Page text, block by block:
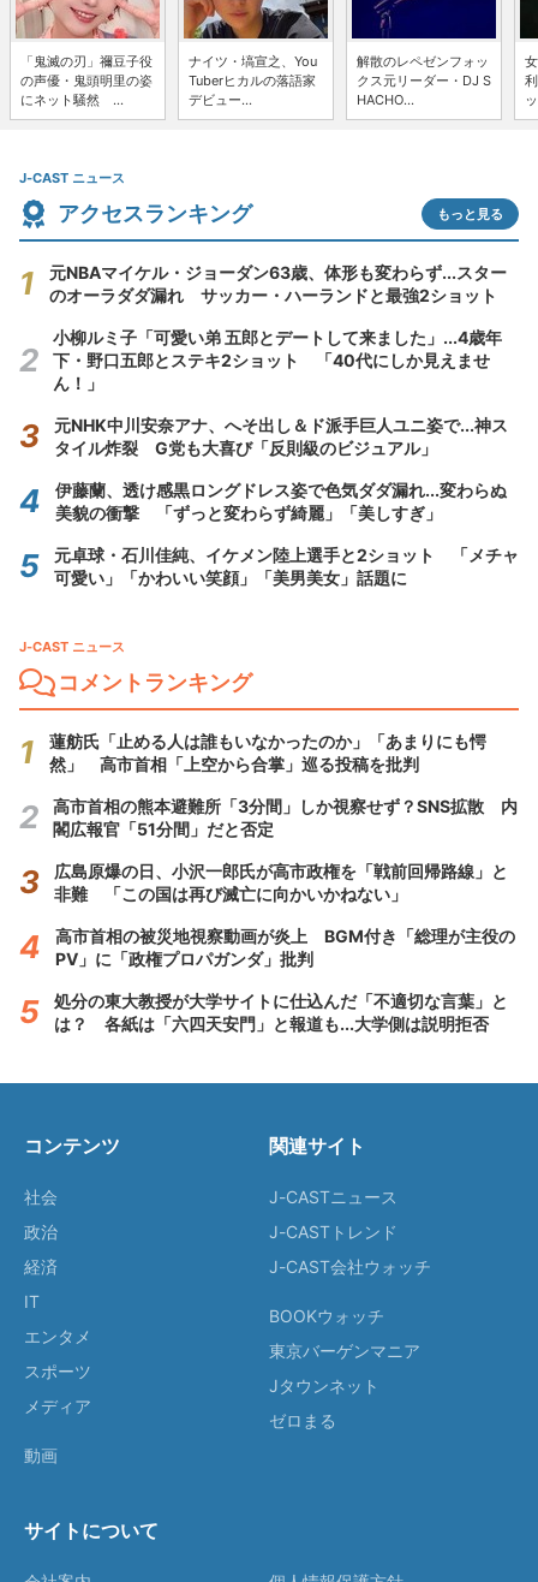
「鬼滅の刃」禰豆子役
の声優・鬼頭明里の姿
にネット騒然 ...
ナイツ・塙宣之、You
Tuberヒカルの落語家
デビュー...
解散のレペゼンフォッ
クス元リーダー・DJ S
HACHO...
J-CAST ニュース
アクセスランキング もっと見る
元NBAマイケル・ジョーダン63歳、体形も変わらず...スター
のオーラダダ漏れ サッカー・ハーランドと最強2ショット
小柳ルミ子「可愛い弟 五郎とデートして来ました」...4歳年
下・野口五郎とステキ2ショット 「40代にしか見えませ
ん！」
元NHK中川安奈アナ、へそ出し＆ド派手巨人ユニ姿で...神ス
タイル炸裂 G党も大喜び「反則級のビジュアル」
伊藤蘭、透け感黒ロングドレス姿で色気ダダ漏れ...変わらぬ
美貌の衝撃 「ずっと変わらず綺麗」「美しすぎ」
元卓球・石川佳純、イケメン陸上選手と2ショット 「メチャ
可愛い」「かわいい笑顔」「美男美女」話題に
J-CAST ニュース
コメントランキング
蓮舫氏「止める人は誰もいなかったのか」「あまりにも愕
然」 高市首相「上空から合掌」巡る投稿を批判
高市首相の熊本避難所「3分間」しか視察せず？SNS拡散 内
閣広報官「51分間」だと否定
広島原爆の日、小沢一郎氏が高市政権を「戦前回帰路線」と
非難 「この国は再び滅亡に向かいかねない」
高市首相の被災地視察動画が炎上 BGM付き「総理が主役の
PV」に「政権プロパガンダ」批判
処分の東大教授が大学サイトに仕込んだ「不適切な言葉」と
は？ 各紙は「六四天安門」と報道も...大学側は説明拒否
コンテンツ
社会
政治
経済
IT
エンタメ
スポーツ
メディア
動画
関連サイト
J-CASTニュース
J-CASTトレンド
J-CAST会社ウォッチ
BOOKウォッチ
東京バーゲンマニア
Jタウンネット
ゼロまる
サイトについて